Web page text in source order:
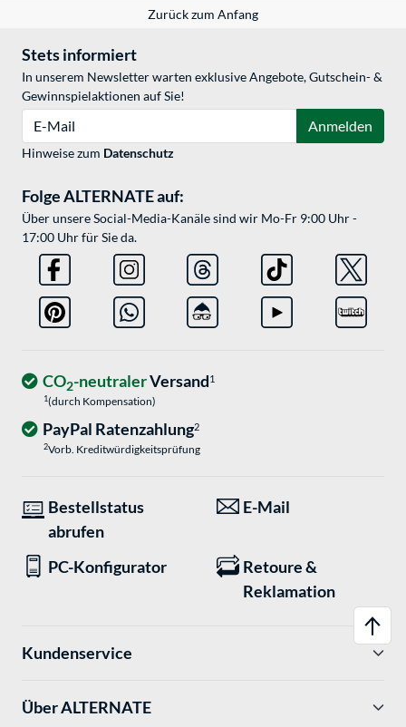
Zurück zum Anfang
Stets informiert
In unserem Newsletter warten exklusive Angebote, Gutschein- &
Gewinnspielaktionen auf Sie!
Anmelden
Hinweise zum Datenschutz
Folge ALTERNATE auf:
Über unsere Social-Media-Kanäle sind wir Mo-Fr 9:00 Uhr -
17:00 Uhr für Sie da.
CO2-neutralerVersand1
1(durch Kompensation)
PayPal Ratenzahlung2
2Vorb. Kreditwürdigkeitsprüfung
Bestellstatus
abrufen
E-Mail
PC-Konfigurator
Retoure &
Reklamation
Kundenservice
Über ALTERNATE